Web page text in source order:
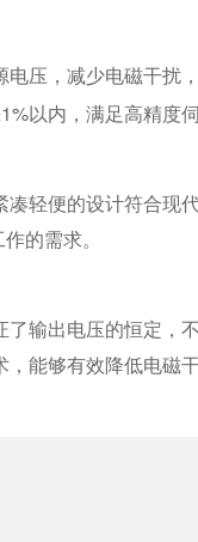
压，减少电磁干扰
以内，满足高精度
轻便的设计符合现
的需求。
输出电压的恒定，
能够有效降低电磁